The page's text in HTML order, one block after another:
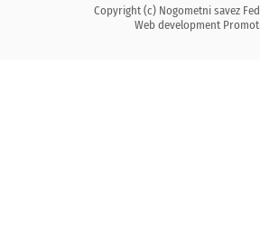
Copyright (c) Nogometni savez
Web development